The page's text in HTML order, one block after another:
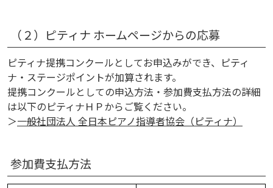
（２）ピティナ ホームページからの応募
ピティナ提携コンクールとしてお申込みができ、ピティ
ナ・ステージポイントが加算されます。
提携コンクールとしての申込方法・参加費支払方法の詳細
は以下のピティナＨＰからご覧ください。
＞一般社団法人 全日本ピアノ指導者協会（ピティナ）
参加費支払方法